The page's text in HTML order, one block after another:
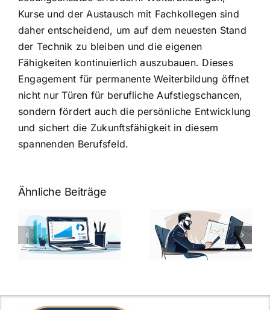
Kurse und der Austausch mit Fachkollegen sind
daher entscheidend, um auf dem neuesten Stand
der Technik zu bleiben und die eigenen
Fähigkeiten kontinuierlich auszubauen. Dieses
Engagement für permanente Weiterbildung öffnet
nicht nur Türen für berufliche Aufstiegschancen,
sondern fördert auch die persönliche Entwicklung
und sichert die Zukunftsfähigkeit in diesem
spannenden Berufsfeld.
Ähnliche Beiträge
Fragen zum
Geschicktes
Ansprechen
der
Vorstellungsgespräch
Fragen: 77
Fragen und
kluge